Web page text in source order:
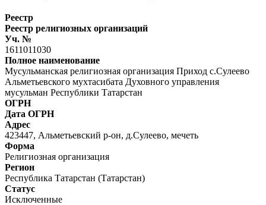
Реестр
Реестр религиозных организаций
Уч. №
1611011030
Полное наименование
Мусульманская религиозная организация Приход с.Сулеево
Альметьевского мухтасибата Духовного управления
мусульман Республики Татарстан
ОГРН
Дата ОГРН
Адрес
423447, Альметьевский р-он, д.Сулеево, мечеть
Форма
Религиозная организация
Регион
Республика Татарстан (Татарстан)
Статус
Исключенные